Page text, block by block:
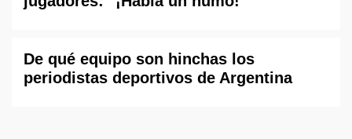
De qué equipo son hinchas los
periodistas deportivos de Argentina